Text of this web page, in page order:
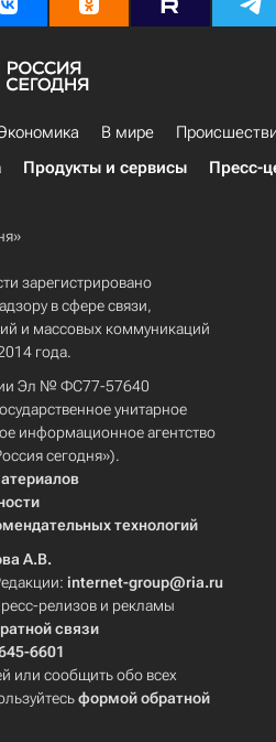
В мире
Продукты и сервисы Пресс-
зарегистрировано
в сфере связи,
и массовых коммуникаций
года.
Эл № ФС77-57640
унитарное
информационное агентство
сегодня»).
технологий
А.В.
internet-group@ria.ru
релизов и рекламы
связи
6601
или сообщить обо всех
формой обратной